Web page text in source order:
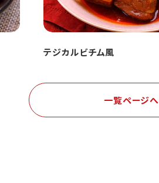
テジカルビチム風
一覧ページへ